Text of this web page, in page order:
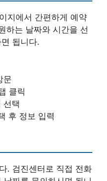
지에서 간편하게 예약
하는 날짜와 시간을 선
됩니다.
문
클릭
선택
후 정보 입력
. 검진센터로 직접 전화